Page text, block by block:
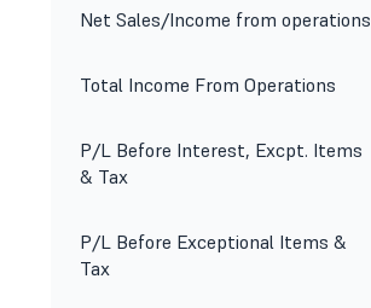
Net Sales/Income from operations
Total Income From Operations
P/L Before Interest, Excpt. Items
& Tax
P/L Before Exceptional Items &
Tax